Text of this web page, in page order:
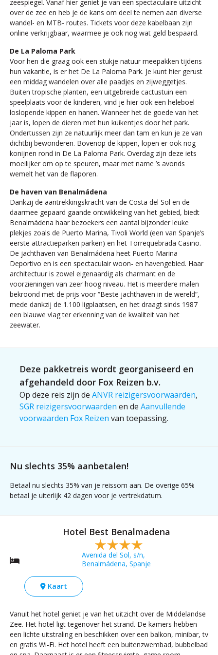
zeespiegel. Vanaf hier geniet je van een spectaculaire uitzicht
over de zee en heb je de kans om deel te nemen aan diverse
wandel- en MTB- routes. Tickets voor deze kabelbaan zijn
online verkrijgbaar, waarmee je ook nog wat geld bespaard.
De La Paloma Park
Voor hen die graag ook een stukje natuur meepakken tijdens
hun vakantie, is er het De La Paloma Park. Je kunt hier gerust
een middag wandelen over alle paadjes en zijweggetjes.
Buiten tropische planten, een uitgebreide cactustuin een
speelplaats voor de kinderen, vind je hier ook een heleboel
loslopende kippen en hanen. Wanneer het de goede van het
jaar is, lopen de dieren met hun kuikentjes door het park.
Ondertussen zijn ze natuurlijk meer dan tam en kun je ze van
dichtbij bewonderen. Bovenop de kippen, lopen er ook nog
konijnen rond in De La Paloma Park. Overdag zijn deze iets
moeilijker om op te speuren, maar met name ’s avonds
wemelt het van de flaporen.
De haven van Benalmádena
Dankzij de aantrekkingskracht van de Costa del Sol en de
daarmee gepaard gaande ontwikkeling van het gebied, biedt
Benalmádena haar bezoekers een aantal bijzonder leuke
plekjes zoals de Puerto Marina, Tivoli World (een van Spanje’s
eerste attractieparken parken) en het Torrequebrada Casino.
De jachthaven van Benalmádena heet Puerto Marina
Deportivo en is een spectaculair woon- en havengebied. Haar
architectuur is zowel eigenaardig als charmant en de
voorzieningen van zeer hoog niveau. Het is meerdere malen
bekroond met de prijs voor “Beste jachthaven in de wereld“,
mede dankzij de 1.100 ligplaatsen, en het draagt sinds 1987
een blauwe vlag ter erkenning van de kwaliteit van het
zeewater.
Deze pakketreis wordt georganiseerd en
afgehandeld door Fox Reizen b.v.
Op deze reis zijn de ANVR reizigersvoorwaarden,
SGR reizigersvoorwaarden en de Aanvullende
voorwaarden Fox Reizen van toepassing.
Nu slechts 35% aanbetalen!
Betaal nu slechts 35% van je reissom aan. De overige 65%
betaal je uiterlijk 42 dagen voor je vertrekdatum.
Hotel Best Benalmadena
Avenida del Sol, s/n,
Benalmádena, Spanje
Kaart
Vanuit het hotel geniet je van het uitzicht over de Middelandse
Zee. Het hotel ligt tegenover het strand. De kamers hebben
een lichte uitstraling en beschikken over een balkon, minibar, tv
en gratis Wi-Fi. Het hotel heeft een buitenzwembad, bubbelbad